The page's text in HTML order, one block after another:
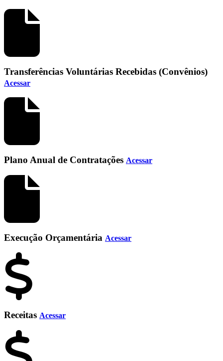
Transferências Voluntárias Recebidas (Convênios)
Acessar
Plano Anual de Contratações Acessar
Execução Orçamentária Acessar
Receitas Acessar